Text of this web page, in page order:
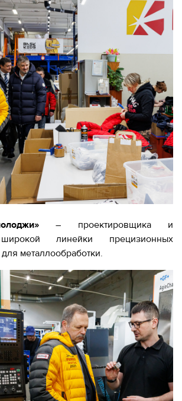
– проектировщика и
широкой линейки прецизионных
металлообработки.